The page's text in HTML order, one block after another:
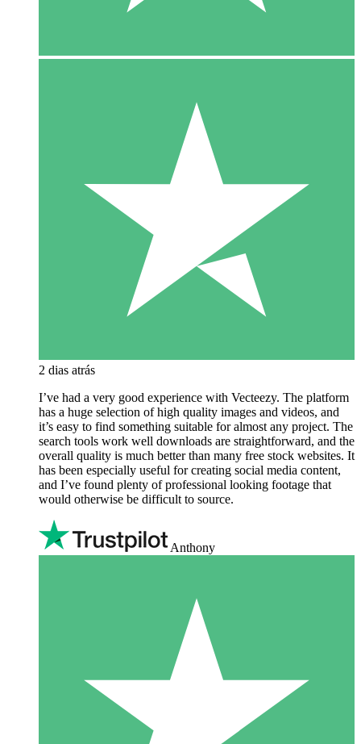
2 dias atrás
I’ve had a very good experience with Vecteezy. The platform
has a huge selection of high quality images and videos, and
it’s easy to find something suitable for almost any project. The
search tools work well downloads are straightforward, and the
overall quality is much better than many free stock websites. It
has been especially useful for creating social media content,
and I’ve found plenty of professional looking footage that
would otherwise be difficult to source.
Anthony